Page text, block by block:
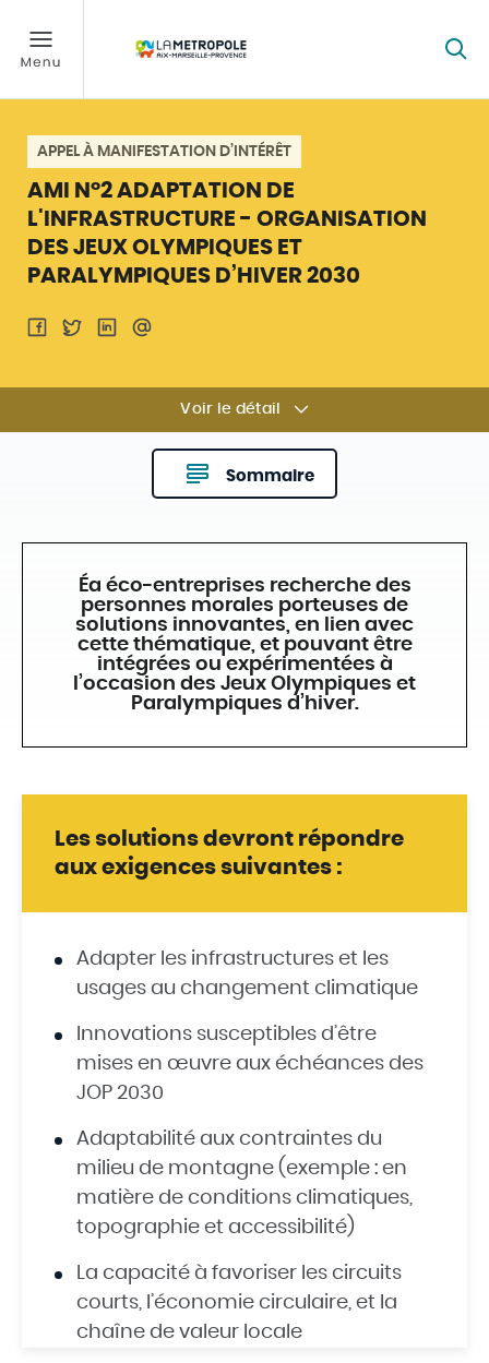
APPEL À MANIFESTATION D’INTÉRÊT
AMI N°2 ADAPTATION DE
L'INFRASTRUCTURE - ORGANISATION
DES JEUX OLYMPIQUES ET
PARALYMPIQUES D’HIVER 2030
Voir le détail
Sommaire
Éa éco-entreprises recherche des
personnes morales porteuses de
solutions innovantes, en lien avec
cette thématique, et pouvant être
intégrées ou expérimentées à
l’occasion des Jeux Olympiques et
Paralympiques d’hiver.
Les solutions devront répondre
aux exigences suivantes :
Adapter les infrastructures et les
usages au changement climatique
Innovations susceptibles d’être
mises en œuvre aux échéances des
JOP 2030
Adaptabilité aux contraintes du
milieu de montagne (exemple : en
matière de conditions climatiques,
topographie et accessibilité)
La capacité à favoriser les circuits
courts, l’économie circulaire, et la
chaîne de valeur locale